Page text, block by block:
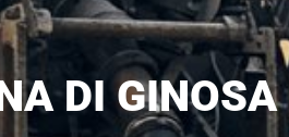
DI GINOSA